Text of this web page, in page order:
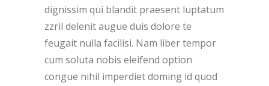
dignissim qui blandit praesent luptatum
zzril delenit augue duis dolore te
feugait nulla facilisi. Nam liber tempor
cum soluta nobis eleifend option
congue nihil imperdiet doming id quod